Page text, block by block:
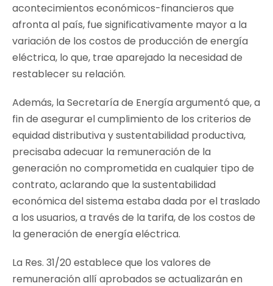
acontecimientos económicos-financieros que
afronta al país, fue significativamente mayor a la
variación de los costos de producción de energía
eléctrica, lo que, trae aparejado la necesidad de
restablecer su relación.
Además, la Secretaría de Energía argumentó que, a
fin de asegurar el cumplimiento de los criterios de
equidad distributiva y sustentabilidad productiva,
precisaba adecuar la remuneración de la
generación no comprometida en cualquier tipo de
contrato, aclarando que la sustentabilidad
económica del sistema estaba dada por el traslado
a los usuarios, a través de la tarifa, de los costos de
la generación de energía eléctrica.
La Res. 31/20 establece que los valores de
remuneración allí aprobados se actualizarán en